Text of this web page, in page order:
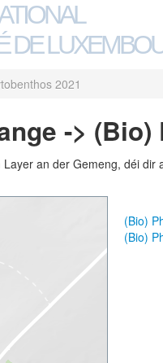
DE
2021
->
an der Gemeng, déi
(Bio)
(Bio)